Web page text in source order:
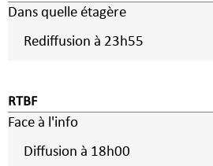
Dans quelle étagère
Rediffusion à 23h55
RTBF
Face à l'info
Diffusion à 18h00